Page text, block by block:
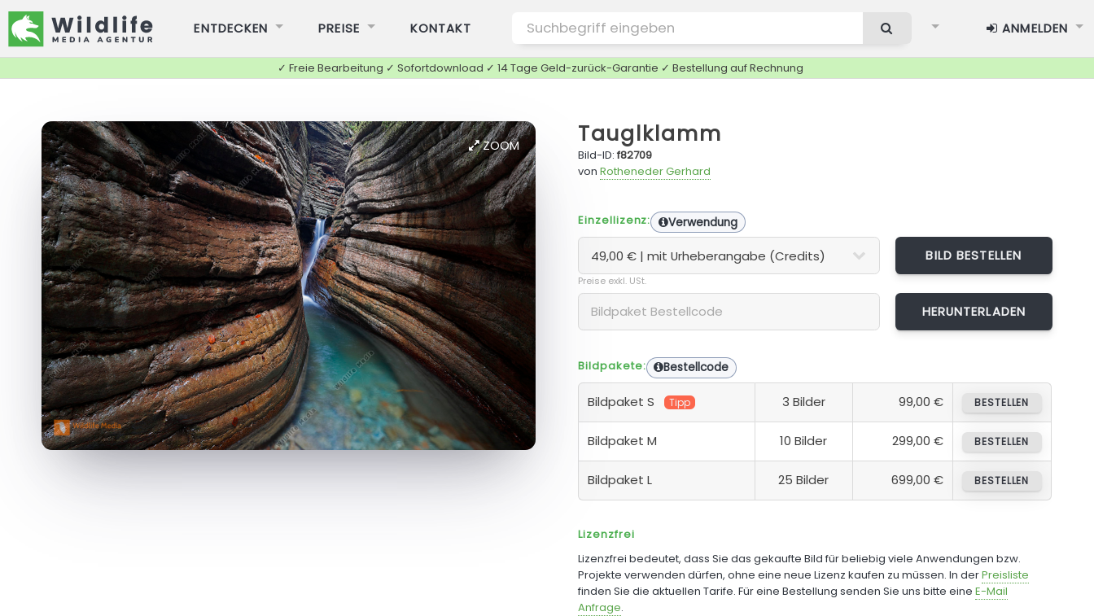
ENTDECKEN PREISE KONTAKT ANMELDEN
✓ Freie Bearbeitung ✓ Sofortdownload ✓ 14 Tage Geld-zurück-Garantie ✓ Bestellung auf Rechnung
ZOOM Tauglklamm
Bild-ID:f82709
von Rotheneder Gerhard
Einzellizenz: Verwendung
BILD BESTELLEN
Preise exkl. USt.
Bildpakete: Bestellcode
Bildpaket S Tipp 3 Bilder 99,00 € BESTELLEN
Bildpaket M 10 Bilder 299,00 € BESTELLEN
Bildpaket L 25 Bilder 699,00 € BESTELLEN
Lizenzfrei
Lizenzfrei bedeutet, dass Sie das gekaufte Bild für beliebig viele Anwendungen bzw.
Projekte verwenden dürfen, ohne eine neue Lizenz kaufen zu müssen. In derPreisliste
finden Sie die aktuellen Tarife. Für eine Bestellung senden Sie uns bitte eine E-Mail
Anfrage.